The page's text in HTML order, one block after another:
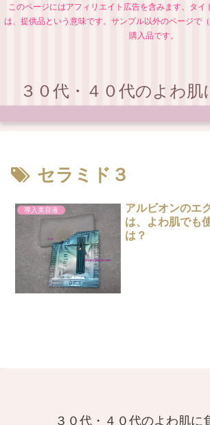
このページにはアフィリエイト広告を含みます。タイ
は、提供品という意味です。サンプル以外のページで
購入品です。
３０代・４０代のよわ肌
セラミド３
導入美容液
アルビオンのエ
は、よわ肌でも
は？
３０代・４０代のよわ肌に